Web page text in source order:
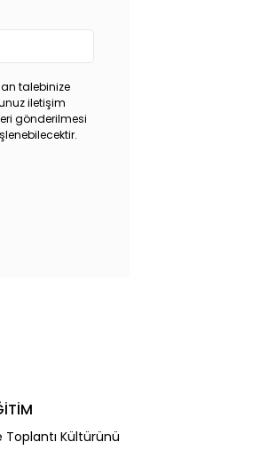
talebinize
iletişim
gönderilmesi
Toplantı Kültürünü